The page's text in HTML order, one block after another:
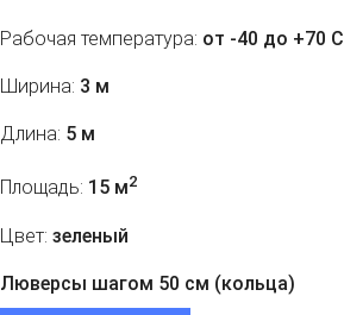
Рабочая температура: от -40 до +70 C
Ширина: 3 м
Длина: 5 м
Площадь: 15 м2
Цвет: зеленый
Люверсы шагом 50 см (кольца)